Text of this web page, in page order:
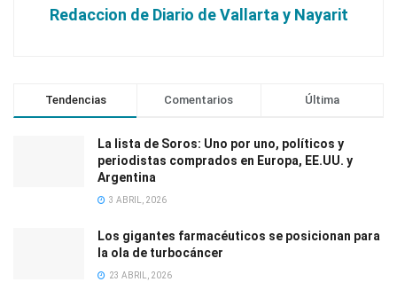
Redaccion de Diario de Vallarta y Nayarit
Tendencias Comentarios Última
La lista de Soros: Uno por uno, políticos y
periodistas comprados en Europa, EE.UU. y
Argentina
3 ABRIL, 2026
Los gigantes farmacéuticos se posicionan para
la ola de turbocáncer
23 ABRIL, 2026